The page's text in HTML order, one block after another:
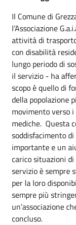
Il Comune di
l’Associazione
attività di
con disabilità
lungo periodo di
il servizio - ha
scopo è quello di
della popolazione
movimento verso
mediche. Questa
soddisfacimento
importante e un
carico situazioni
servizio è sempre
per la loro
sempre più
un’associazione
concluso.